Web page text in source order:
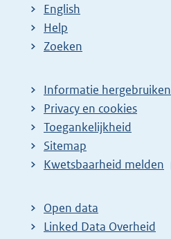
English
Help
Zoeken
Informatie hergebruiken
Privacy en cookies
Toegankelijkheid
Sitemap
E
t
e
Kwetsbaarheid melden
Open data
Linked Data Overheid